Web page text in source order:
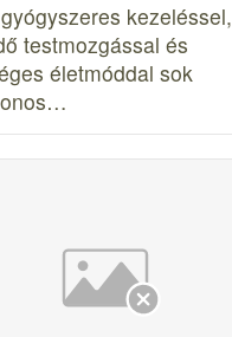
kezeléssel,
testmozgással és
életmóddal sok